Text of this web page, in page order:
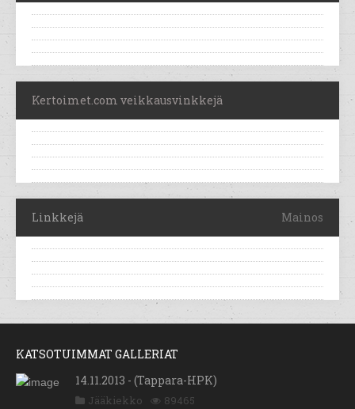
Kertoimet.com veikkausvinkkejä
Linkkejä Mainos
KATSOTUIMMAT GALLERIAT
14.11.2013 - (Tappara-HPK)
Jääkiekko 89465